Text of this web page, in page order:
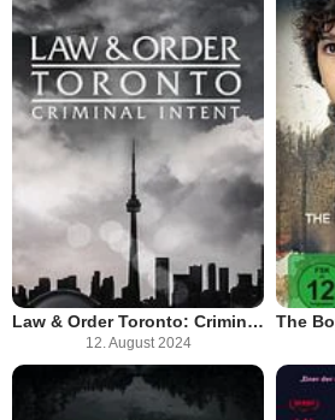
Law & Order Toronto: Criminal Intent
12. August 2024